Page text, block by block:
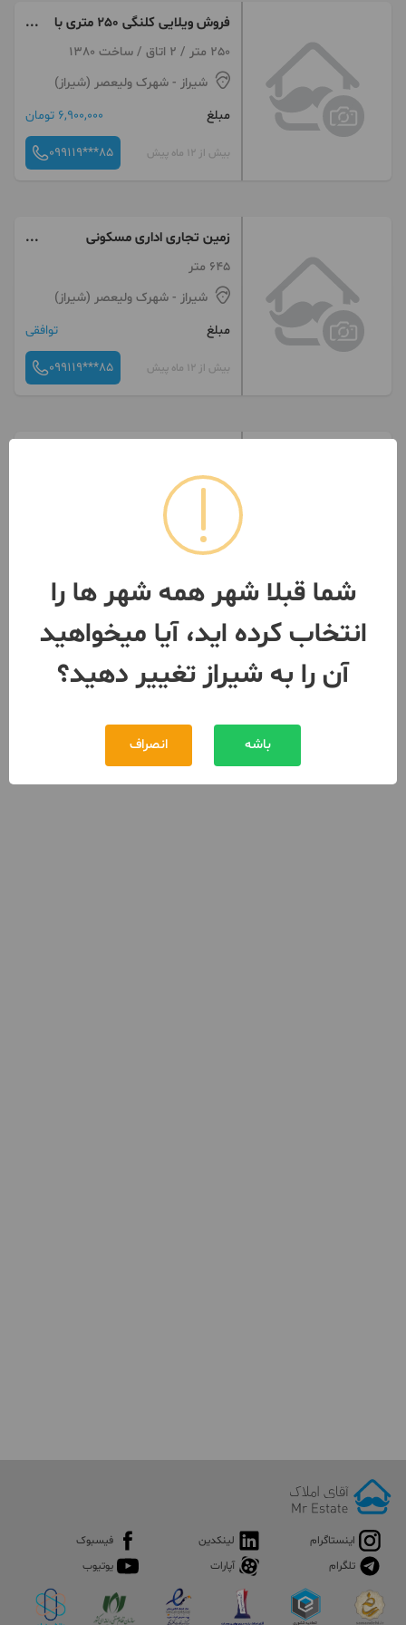
فروش ویلایی کلنگی 250 متری با
لوکیشن عالی
250 متر / 2 اتاق / ساخت 1380
شیراز - شهرک ولیعصر (شیراز)
مبلغ
6,900,000 تومان
بیش از 12 ماه پیش 099119***85
زمین تجاری اداری مسکونی
645متری فضل آباد.فدک
645 متر
شیراز - شهرک ولیعصر (شیراز)
مبلغ
توافقی
بیش از 12 ماه پیش 099119***85
دو کله شهرک ولیعصر196 متر / ساخت 1389 / پارکینگ
- شهرک ولیعصر (شیراز)
مبلغ
099119***85
اینستاگرام لینکدین
فیسبوک
تلگرام
آپارات یوتیوب
شما قبلا شهر همه شهر ها را
انتخاب کرده اید، آیا میخواهید
آن را به شیراز تغییر دهید؟
باشه انصراف